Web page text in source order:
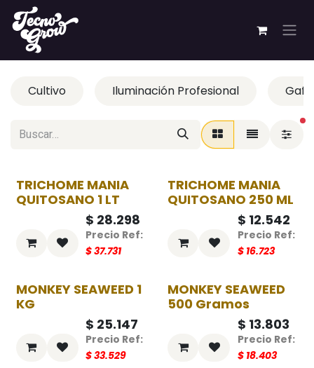
Ir al contenido
Cultivo Iluminación Profesional
-25%
TRICHOME MANIA
QUITOSANO 1 LT
$ 28.298
$37.731
-25%
TRICHOME MANIA
QUITOSANO 250 ML
$ 12.542
$ 16.723
-25%
MONKEY SEAWEED 1
KG
$ 25.147
$33.529
-25%
MONKEY SEAWEED
500 Gramos
$ 13.803
$ 18.403